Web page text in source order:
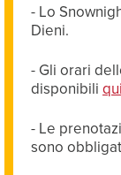
- Lo
Dieni.
- Gli orari
disponibili
- Le
sono